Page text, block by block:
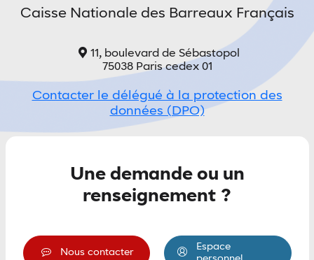
Caisse Nationale des Barreaux Français
11, boulevard de Sébastopol
75038 Paris cedex 01
Contacter le délégué à la protection des
données (DPO)
Une demande ou un
renseignement ?
Nous contacter
Espace